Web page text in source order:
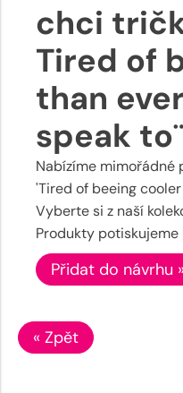
chci
Tired of
than
speak to¨
Nabízíme
'Tired of beeing
Vyberte si z naší
Produkty
Přidat do návrhu
« Zpět